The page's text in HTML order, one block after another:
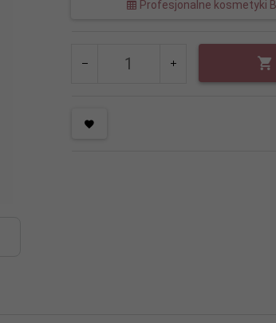
Profesjonalne kosmetyki